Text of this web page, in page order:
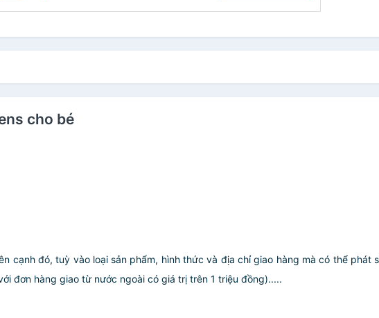
cho bé
cạnh đó, tuỳ vào loại sản phẩm, hình thức và địa chỉ giao hàng mà có thể phát
đơn hàng giao từ nước ngoài có giá trị trên 1 triệu đồng).....